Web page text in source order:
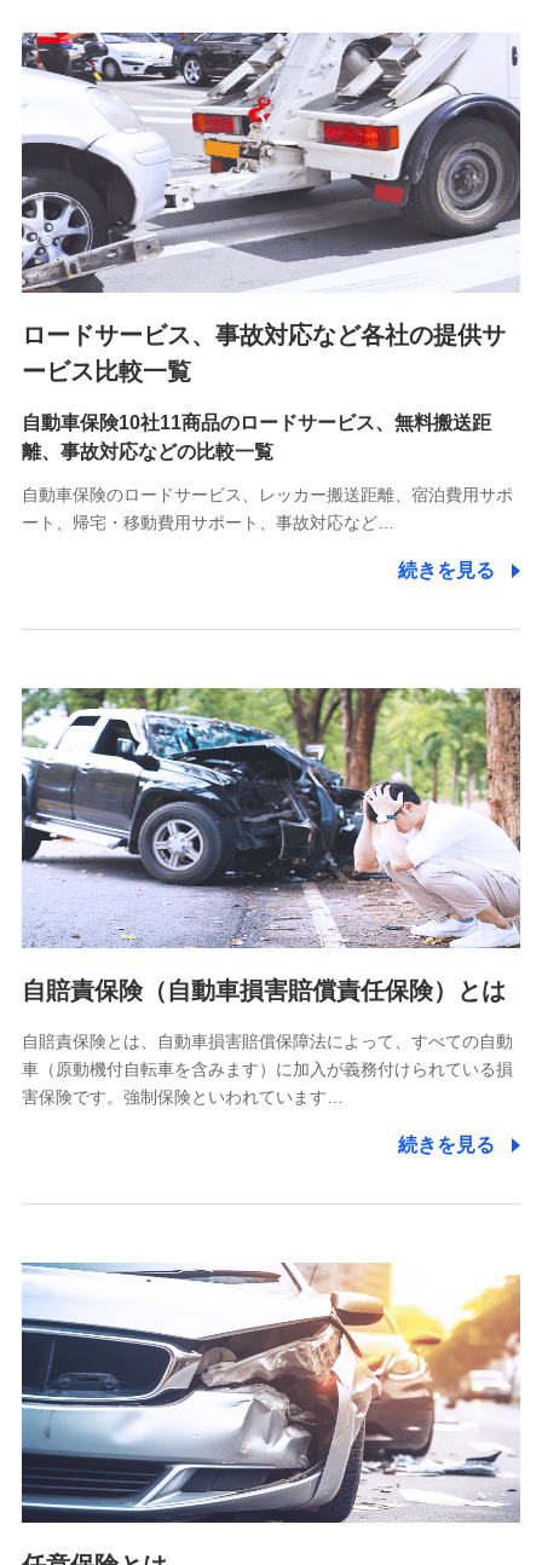
7.社員（従業者）の個人情報
人事･勤怠･健康・労務等の管理、給与支給、福利厚生・採用
退職関連処理等の各種手続きのため、当社と従業員または従
業員同士の連絡のため
8.取引先個人情報
取引先としての選定業務、営業情報の提供業務、契約締結手
続き業務、取引管理業務、およびこれらに準ずる業務の遂行
のため
9.お問い合わせ情報
各種お問い合わせに対応するため
10.受託業務の 個人情報
受託業務の遂行およびこれらに準ずる業務の遂行のため
11.マイカー通勤管理クラウド並びに法人向けASPサー
をお送りするため
分析するため
当社の対応品質向上やお問い合わせ内容の正確な把握のため
個人情報保護管理者の職名、連絡先
株式会社ドコモ・インシュアランス 営業部長
〒103-0013 東京都中央区日本橋人形町2-14-10 アーバン
ネット日本橋ビル 3F
株式会社ドコモ・インシュアランス
個人情報の第三者提供について
除き、第三者に提供いたしません。
業務の委託
当社は利用目的の達成に必要な範囲内において個人情報の取
【共同して利用される利用データの項目】
当社又は株式会社NTTドコモがサービス提供等を通じて取得
した、以下の情報などの個人データ
基本情報
氏名、電話番号、メールアドレス、お客さまの識別子、
属性、連絡先、dポイントサービスのご利用に関する情
報。例として、dポイントカード番号、性別、年齢、家族
構成、住所、dポイント残高、dポイント利用履歴などが
含まれます。
ロードサービス、事故対応など各社の提供サ
ービス比較一覧
自動車保険10社11商品のロードサービス、無料搬送距
離、事故対応などの比較一覧
自動車保険のロードサービス、レッカー搬送距離、宿泊費用サポ
ート、帰宅・移動費用サポート、事故対応など…
続きを見る
自賠責保険（自動車損害賠償責任保険）とは
自賠責保険とは、自動車損害賠償保障法によって、すべての自動
車（原動機付自転車を含みます）に加入が義務付けられている損
害保険です。強制保険といわれています…
続きを見る